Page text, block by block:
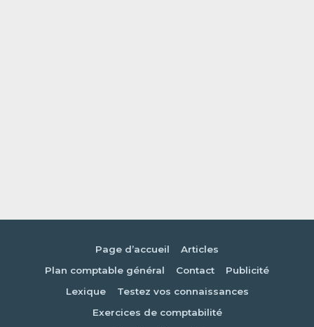
Page d’accueil
Articles
Plan comptable général
Contact
Publicité
Lexique
Testez vos connaissances
Exercices de comptabilité